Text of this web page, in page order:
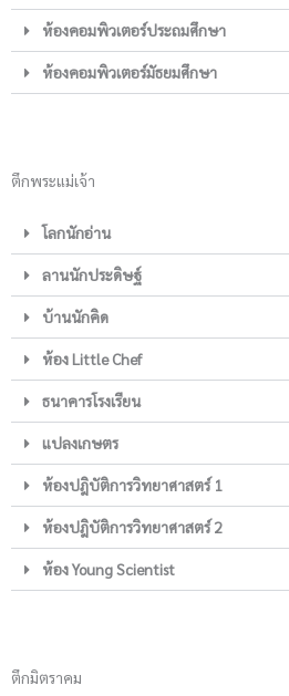
ห้องคอมพิวเตอร์ประถมศึกษา
ห้องคอมพิวเตอร์มัธยมศึกษา
ตึกพระแม่เจ้า
โลกนักอ่าน
ลานนักประดิษฐ์
บ้านนักคิด
ห้อง Little Chef
ธนาคารโรงเรียน
แปลงเกษตร
ห้องปฎิบัติการวิทยาศาสตร์ 1
ห้องปฎิบัติการวิทยาศาสตร์ 2
ห้อง Young Scientist
ตึกมิตราคม